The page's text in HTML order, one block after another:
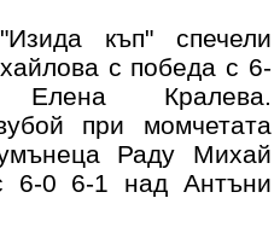
къп" спечели
с победа с 6-
Кралева.
при момчетата
Раду Михай
6-0 6-1 над Антъни